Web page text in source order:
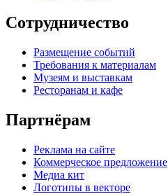
Сотрудничество
Размещение событий
Требования к материалам
Музеям и выставкам
Ресторанам и кафе
Партнёрам
Реклама на сайте
Коммерческое предложение
Медиа кит
Логотипы в векторе